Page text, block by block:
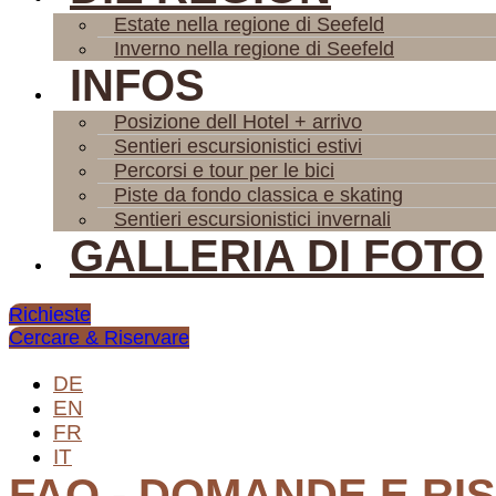
Estate nella regione di Seefeld
Inverno nella regione di Seefeld
INFOS
Posizione dell Hotel + arrivo
Sentieri escursionistici estivi
Percorsi e tour per le bici
Piste da fondo classica e skating
Sentieri escursionistici invernali
GALLERIA DI FOTO
Richieste
Cercare & Riservare
DE
EN
FR
IT